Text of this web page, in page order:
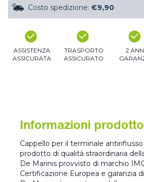
Costo spedizione: €9,90
ASSISTENZA
ASSICURATA
TRASPORTO
ASSICURATO
2
Informazioni prodotto
Cappello per il terminale antiriflusso
prodotto di qualità straordinaria
De Marinis provvisto di marchio
Certificazione Europea e garanzia